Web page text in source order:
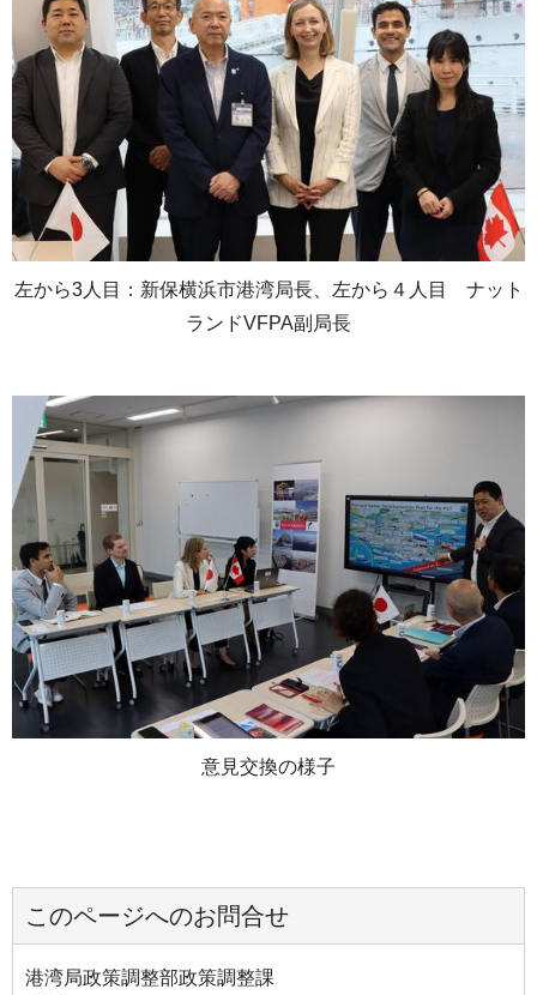
左から3人目：新保横浜市港湾局長、左から４人目 ナット
ランドVFPA副局長
意見交換の様子
このページへのお問合せ
港湾局政策調整部政策調整課